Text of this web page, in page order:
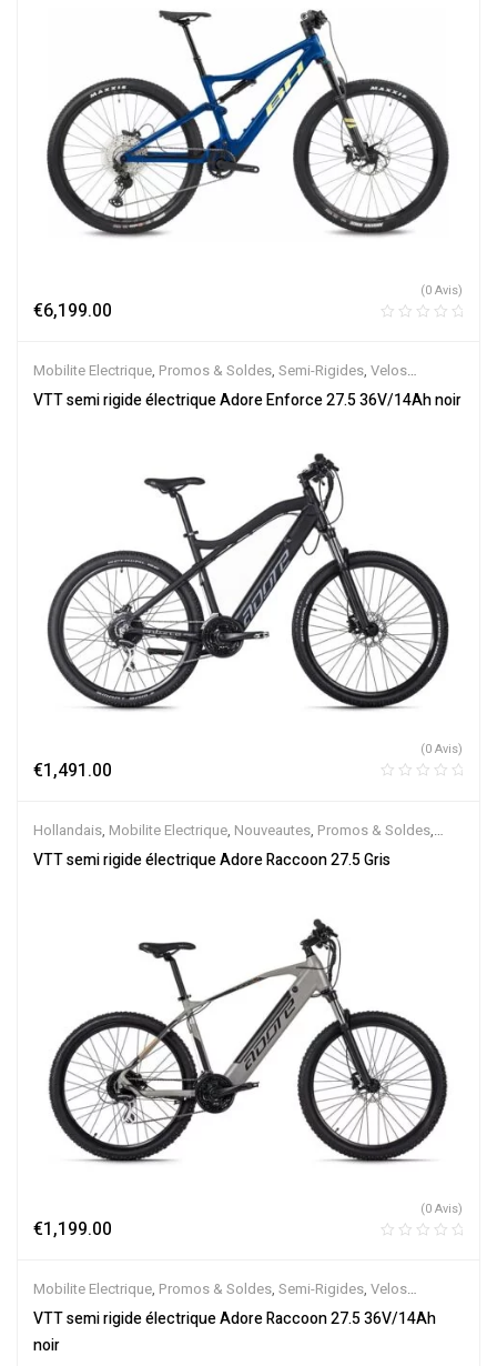
€6,199.00
(0 Avis)
Mobilite Electrique, Promos & Soldes, Semi-Rigides, Velos
Electriques,VTT Électriques
VTT semi rigide électrique Adore Enforce 27.5 36V/14Ah noir
€1,491.00
(0 Avis)
Hollandais, Mobilite Electrique, Nouveautes, Promos & Soldes,
Semi-Rigides,Vélo électrique ville,Velos Electriques,VTT
VTT semi rigide électrique Adore Raccoon 27.5 Gris
€1,199.00
(0 Avis)
Mobilite Electrique, Promos & Soldes, Semi-Rigides, Velos
Electriques,VTT Électriques
VTT semi rigide électrique Adore Raccoon 27.5 36V/14Ah
noir